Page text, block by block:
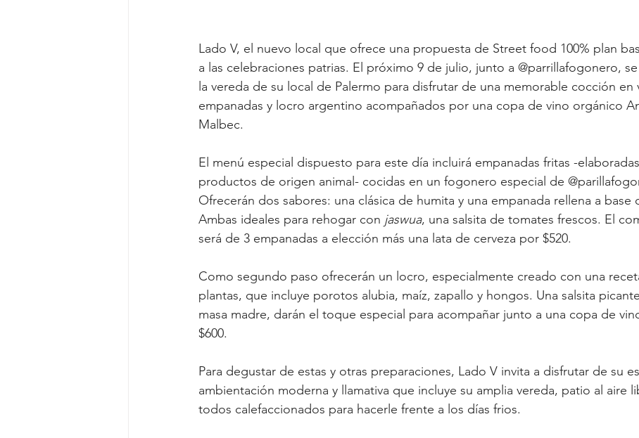
Lado V, el nuevo local que ofrece una propuesta de Street food 100% plan
a las celebraciones patrias. El próximo 9 de julio, junto a @parrillafogonero,
la vereda de su local de Palermo para disfrutar de una memorable cocción en
empanadas y locro argentino acompañados por una copa de vino orgánico
Malbec.
El menú especial dispuesto para este día incluirá empanadas fritas -
productos de origen animal- cocidas en un fogonero especial de
Ofrecerán dos sabores: una clásica de humita y una empanada rellena a base
Ambas ideales para rehogar con jaswua, una salsita de tomates frescos. El
será de 3 empanadas a elección más una lata de cerveza por $520.
Como segundo paso ofrecerán un locro, especialmente creado con una
plantas, que incluye porotos alubia, maíz, zapallo y hongos. Una salsita
masa madre, darán el toque especial para acompañar junto a una copa de
$600.
Para degustar de estas y otras preparaciones, Lado V invita a disfrutar de su
ambientación moderna y llamativa que incluye su amplia vereda, patio al aire
todos calefaccionados para hacerle frente a los días frios.